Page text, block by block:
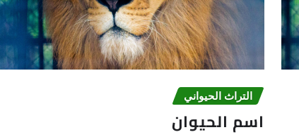
التراث الحیواني
اسم الحيوان